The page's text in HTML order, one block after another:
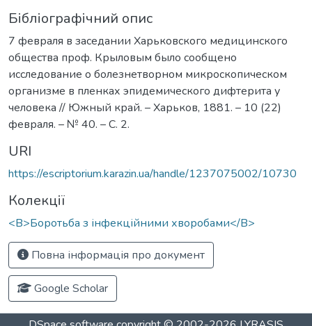
Бібліографічний опис
7 февраля в заседании Харьковского медицинского
общества проф. Крыловым было сообщено
исследование о болезнетворном микроскопическом
организме в пленках эпидемического дифтерита у
человека // Южный край. – Харьков, 1881. – 10 (22)
февраля. – № 40. – С. 2.
URI
https://escriptorium.karazin.ua/handle/1237075002/10730
Колекції
<B>Боротьба з інфекційними хворобами</B>
Повна інформація про документ
Google Scholar